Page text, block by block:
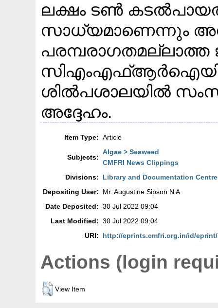
ലക്ഷം ടൺ
സാധ്യമാണെന്നും
പരമ്പരാഗതമല്ലാത്ത
സിഎംഎഫ്ആർഐയിൽ
ശിൽപശാലയിൽ
അദ്ദേഹം.
Item Type: Article
Subjects:
Algae > Seaweed
CMFRI News Clippings
Divisions:
Library and Documentation Centre
Depositing User:
Mr. Augustine Sipson N A
Date Deposited: 30 Jul 2022 09:04
Last Modified: 30 Jul 2022 09:04
URI:
http://eprints.cmfri.org.in/id/eprint/
Actions (login
View Item